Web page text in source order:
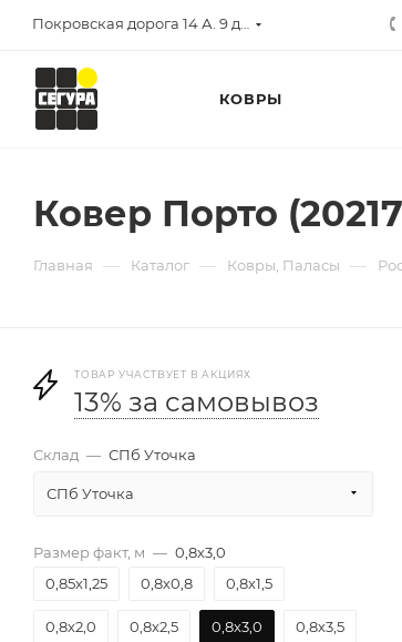
КОВРЫ
Ковер Порто
Главная — Каталог — Ковры, Паласы —
ТОВАР УЧАСТВУЕТ В АКЦИЯХ
13% за самовывоз
Склад — СПб Уточка
СПб Уточка
Размер факт, м — 0,8х3,0
0,85х1,25
0,8х0,8 0,8х1,5
0,8х2,0 0,8х2,5 0,8х3,0 0,8х3,5